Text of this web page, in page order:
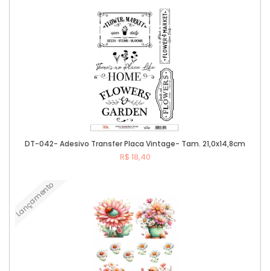
DT-042- Adesivo Transfer Placa Vintage- Tam. 21,0x14,8cm
R$ 18,40
Lançamento